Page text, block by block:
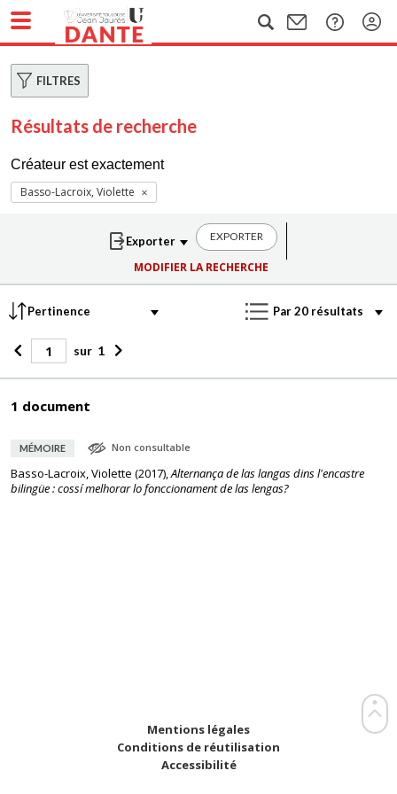
FILTRES
Résultats de recherche
Créateur est exactement
Basso-Lacroix, Violette
EXPORTER
MODIFIER LA RECHERCHE
sur 1
1 document
MÉMOIRE Non consultable
Basso-Lacroix, Violette (2017),Alternança de las langas dins l'encastre
bilingüe : cossí melhorar lo fonccionament de las lengas?
Mentions légales
Conditions de réutilisation
Accessibilité